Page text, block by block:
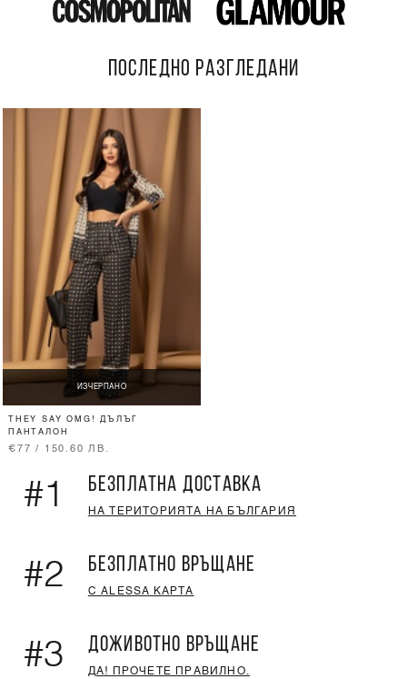
ПОСЛЕДНО РАЗГЛЕДАНИ
ИЗЧЕРПАНО
THEY SAY OMG! ДЪЛЪГ
ПАНТАЛОН
€77 / 150.60 ЛВ.
#1 БЕЗПЛАТНА ДОСТАВКА
НА ТЕРИТОРИЯТА НА БЪЛГАРИЯ
#2 БЕЗПЛАТНО ВРЪЩАНЕ
С ALESSA КАРТА
#3 ДОЖИВОТНО ВРЪЩАНЕ
ДА! ПРОЧЕТЕ ПРАВИЛНО.